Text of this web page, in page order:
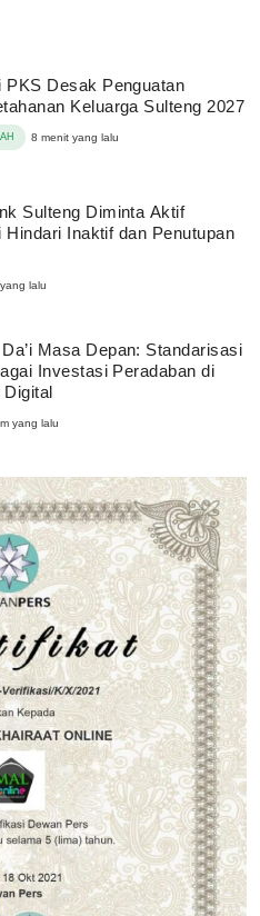
PKS Desak Penguatan
Keluarga Sulteng 2027
8 menit yang lalu
Sulteng Diminta Aktif
Hindari Inaktif dan Penutupan
lalu
Masa Depan: Standarisasi
Investasi Peradaban di
Digital
yang lalu